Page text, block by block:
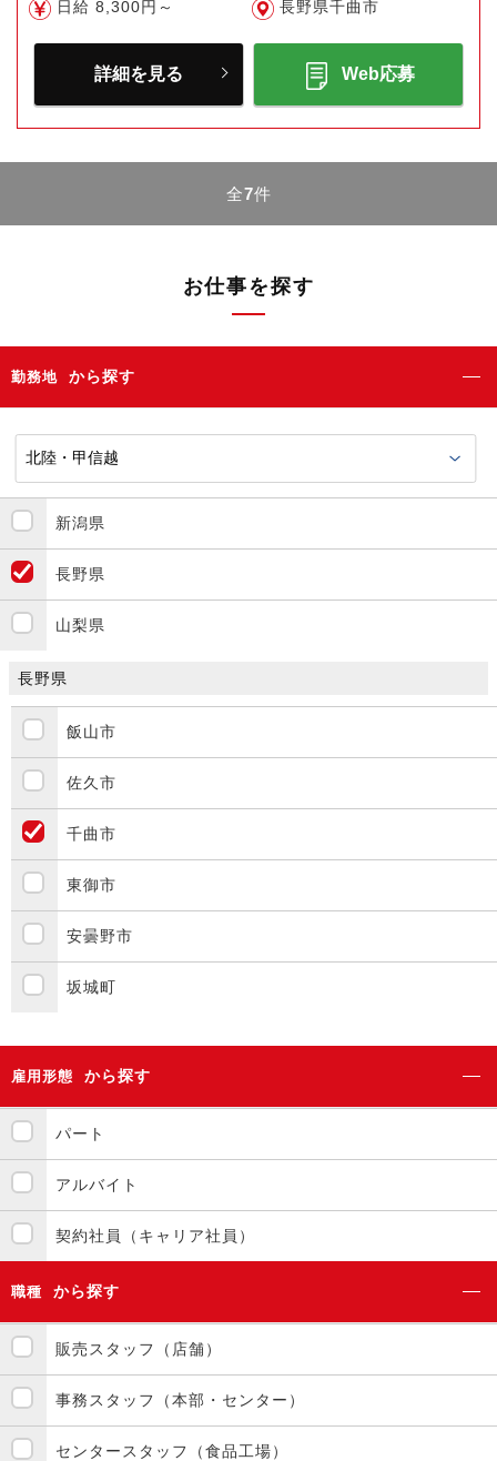
日給 8,300円～ 長野県千曲市
詳細を見る Web応募
全7件
お仕事を探す
勤務地 から探す
新潟県
長野県
山梨県
長野県
飯山市
佐久市
千曲市
東御市
安曇野市
坂城町
雇用形態 から探す
パート
アルバイト
契約社員（キャリア社員）
職種 から探す
販売スタッフ（店舗）
事務スタッフ（本部・センター）
センタースタッフ（食品工場）